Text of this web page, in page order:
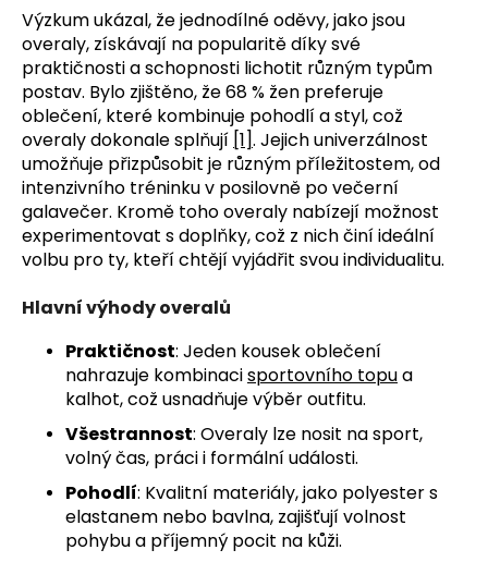
Výzkum ukázal, že jednodílné oděvy, jako jsou
overaly, získávají na popularitě díky své
praktičnosti a schopnosti lichotit různým typům
postav. Bylo zjištěno, že 68 % žen preferuje
oblečení, které kombinuje pohodlí a styl, což
overaly dokonale splňují [1]. Jejich univerzálnost
umožňuje přizpůsobit je různým příležitostem, od
intenzivního tréninku v posilovně po večerní
galavečer. Kromě toho overaly nabízejí možnost
experimentovat s doplňky, což z nich činí ideální
volbu pro ty, kteří chtějí vyjádřit svou individualitu.
Hlavní výhody overalů
Praktičnost: Jeden kousek oblečení
nahrazuje kombinacisportovního topua
kalhot, což usnadňuje výběr outfitu.
Všestrannost: Overaly lze nosit na sport,
volný čas, práci i formální události.
Pohodlí: Kvalitní materiály, jako polyester s
elastanem nebo bavlna, zajišťují volnost
pohybu a příjemný pocit na kůži.